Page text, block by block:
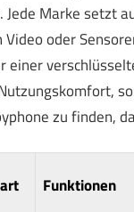
Marke setzt
oder
zu finden,
Funktionen